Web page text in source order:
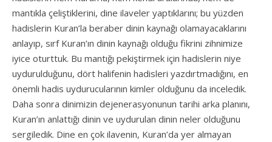
mantıkla çeliştiklerini, dine ilaveler yaptıklarını; bu yüzden
hadislerin Kuran’la beraber dinin kaynağı olamayacaklarını
anlayıp, sırf Kuran’ın dinin kaynağı olduğu fikrini zihnimize
iyice oturttuk. Bu mantığı pekiştirmek için hadislerin niye
uydurulduğunu, dört halifenin hadisleri yazdırtmadığını, en
önemli hadis uydurucularının kimler olduğunu da inceledik.
Daha sonra dinimizin dejenerasyonunun tarihi arka planını,
Kuran’ın anlattığı dinin ve uydurulan dinin neler olduğunu
sergiledik. Dine en çok ilavenin, Kuran’da yer almayan